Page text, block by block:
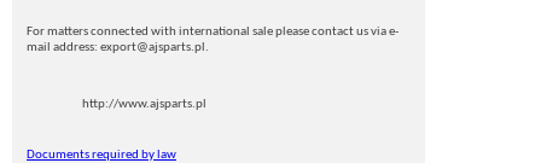
For matters connected with international sale please contact us via e-
mail address: export@ajsparts.pl.
http://www.ajsparts.pl
Documents required by law